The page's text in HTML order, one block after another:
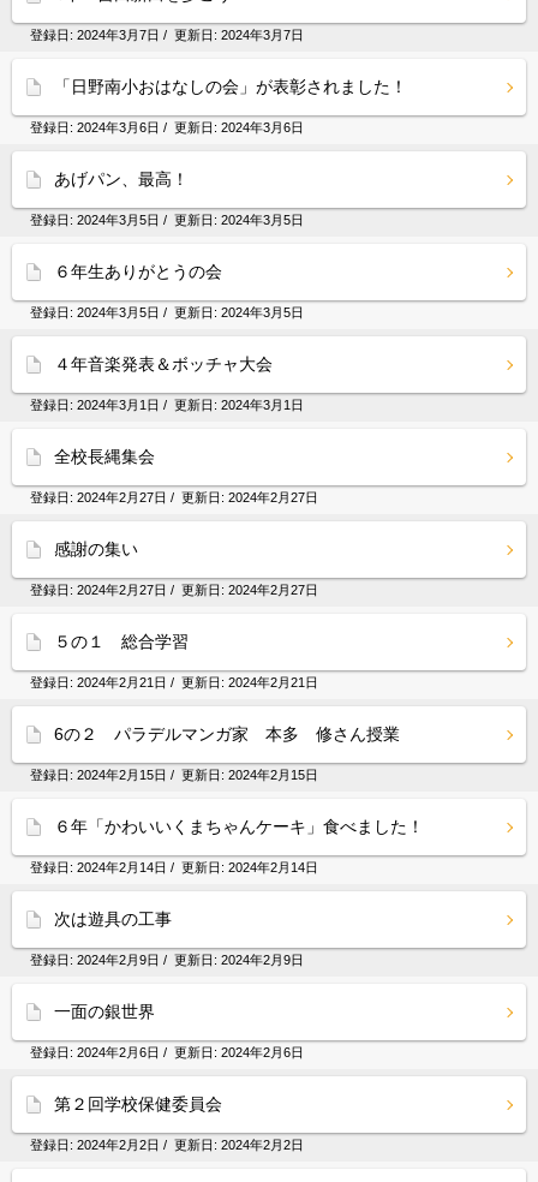
登録日: 2024年3月7日 / 更新日: 2024年3月7日
「日野南小おはなしの会」が表彰されました！
登録日: 2024年3月6日 / 更新日: 2024年3月6日
あげパン、最高！
登録日: 2024年3月5日 / 更新日: 2024年3月5日
６年生ありがとうの会
登録日: 2024年3月5日 / 更新日: 2024年3月5日
４年音楽発表＆ボッチャ大会
登録日: 2024年3月1日 / 更新日: 2024年3月1日
全校長縄集会
登録日: 2024年2月27日 / 更新日: 2024年2月27日
感謝の集い
登録日: 2024年2月27日 / 更新日: 2024年2月27日
５の１ 総合学習
登録日: 2024年2月21日 / 更新日: 2024年2月21日
6の２ パラデルマンガ家 本多 修さん授業
登録日: 2024年2月15日 / 更新日: 2024年2月15日
６年「かわいいくまちゃんケーキ」食べました！
登録日: 2024年2月14日 / 更新日: 2024年2月14日
次は遊具の工事
登録日: 2024年2月9日 / 更新日: 2024年2月9日
一面の銀世界
登録日: 2024年2月6日 / 更新日: 2024年2月6日
第２回学校保健委員会
登録日: 2024年2月2日 / 更新日: 2024年2月2日